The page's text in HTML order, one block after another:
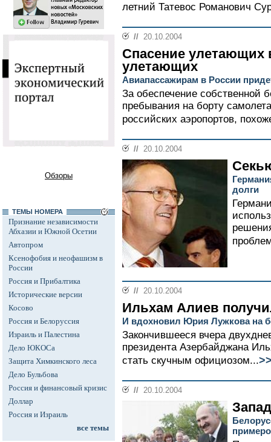
Обзоры
ТЕМЫ НОМЕРА
Признание независимости
Абхазии и Южной Осетии
Автопром
Ксенофобия и неофашизм в
России
Россия и Прибалтика
Исторические версии
Косово
Россия и Белоруссия
Израиль и Палестина
Дело ЮКОСа
Защита Химкинского леса
Дело Бульбова
Россия и финансовый кризис
Доллар
Россия и Израиль
все темы
летний Татевос Романович
// 20.10.2004
Спасение улетающих
улетающих
Авиапассажирам в России
За обеспечение собственной
пребывания на борту
российских аэропортов,
// 20.10.2004
долги
// 20.10.2004
Ильхам Алиев
И вдохновил Юрия Лужкова на
Закончившееся вчера
президента Азербайджана
стать скучным официозом...
// 20.10.2004